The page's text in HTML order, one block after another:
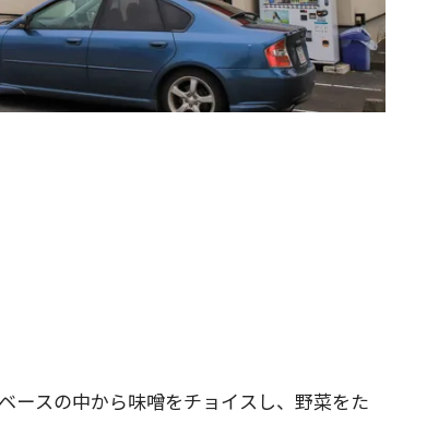
ースの中から味噌をチョイスし、野菜をた